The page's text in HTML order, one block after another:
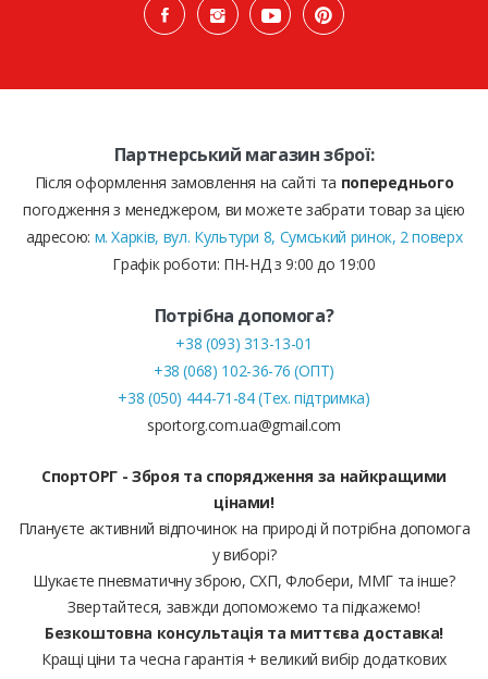
Партнерський магазин зброї:
Після оформлення замовлення на сайті та попереднього
погодження з менеджером, ви можете забрати товар за цією
адресою: м. Харків, вул. Культури 8, Сумський ринок, 2 поверх
Графік роботи: ПН-НД з 9:00 до 19:00
Потрібна допомога?
+38 (093) 313-13-01
+38 (068) 102-36-76 (ОПТ)
+38 (050) 444-71-84 (Тех. підтримка)
sportorg.com.ua@gmail.com
СпортОРГ - Зброя та спорядження за найкращими
цінами!
Плануєте активний відпочинок на природі й потрібна допомога
у виборі?
Шукаєте пневматичну зброю, СХП, Флобери, ММГ та інше?
Звертайтеся, завжди допоможемо та підкажемо!
Безкоштовна консультація та миттєва доставка!
Кращі ціни та чесна гарантія + великий вибір додаткових